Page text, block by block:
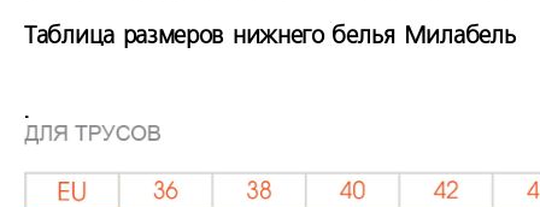
Таблица размеров нижнего белья Милабель
.